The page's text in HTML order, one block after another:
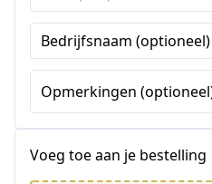
Staten
+1
Bedrijfsnaam (optioneel)
Opmerkingen
Voeg toe aan je bestelling